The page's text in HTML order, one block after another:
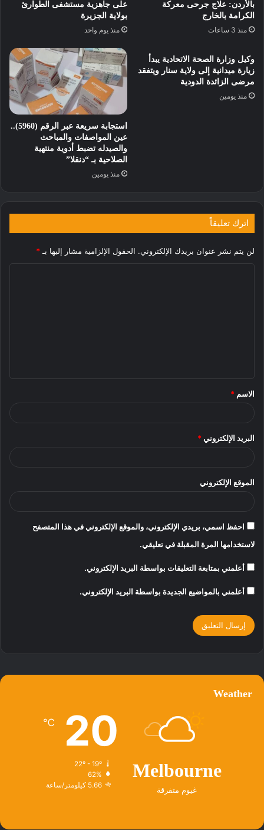
بالأردن: علاج جرحى معركة
الكرامة بالخارج
منذ 3 ساعات
على جاهزية مستشفى الطوارئ
بولاية الجزيرة
منذ يوم واحد
وكيل وزارة الصحة الاتحادية يبدأ
زيارة ميدانية إلى ولاية سنار ويتفقد
مرضى الزائدة الدودية
منذ يومين
استجابة سريعة عبر الرقم (5960)..
عين المواصفات والمباحث
والصيدله تضبط أدوية منتهية
الصلاحية بـ “دنقلا”
منذ يومين
اترك تعليقاً
لن يتم نشر عنوان بريدك الإلكتروني. الحقول الإلزامية مشار إليها بـ *
*
الاسم *
البريد الإلكتروني *
الموقع الإلكتروني
احفظ اسمي، بريدي الإلكتروني، والموقع الإلكتروني في هذا المتصفح
لاستخدامها المرة المقبلة في تعليقي.
أعلمني بمتابعة التعليقات بواسطة البريد الإلكتروني.
أعلمني بالمواضيع الجديدة بواسطة البريد الإلكتروني.
Weather
Melbourne
غيوم متفرقة
20
℃
22º - 19º
62%
5.66 كيلومتر/ساعة